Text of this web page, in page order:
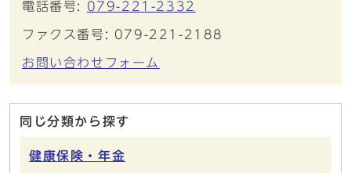
電話番号: 079-221-2332
ファクス番号: 079-221-2188
お問い合わせフォーム
同じ分類から探す
健康保険・年金